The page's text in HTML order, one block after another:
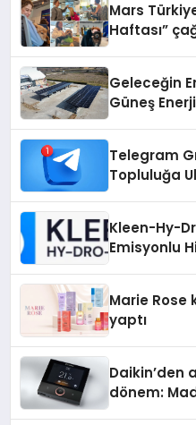
Mars
Haftası”
Geleceğin
Güneş
Telegram
Topluluğa
Kleen-Hy-
Emisyonlu
Marie Rose
yaptı
Daikin’den
dönem: